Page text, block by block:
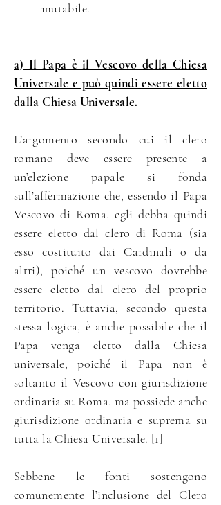
mutabile.
a) Il Papa è il Vescovo della Chiesa
Universale e può quindi essere eletto
dalla Chiesa Universale.
L’argomento secondo cui il clero
romano deve essere presente a
un’elezione papale si fonda
sull’affermazione che, essendo il Papa
Vescovo di Roma, egli debba quindi
essere eletto dal clero di Roma (sia
esso costituito dai Cardinali o da
altri), poiché un vescovo dovrebbe
essere eletto dal clero del proprio
territorio. Tuttavia, secondo questa
stessa logica, è anche possibile che il
Papa venga eletto dalla Chiesa
universale, poiché il Papa non è
soltanto il Vescovo con giurisdizione
ordinaria su Roma, ma possiede anche
giurisdizione ordinaria e suprema su
tutta la Chiesa Universale. [1]
Sebbene le fonti sostengono
comunemente l’inclusione del Clero